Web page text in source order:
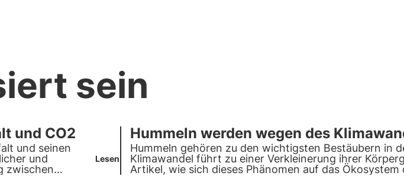
sein
und CO2
und seinen
und
zwischen
Lesen
Hummeln werden wegen des
Hummeln gehören zu den wichtigsten Bestäubern in
Klimawandel führt zu einer Verkleinerung ihrer
Artikel, wie sich dieses Phänomen auf das